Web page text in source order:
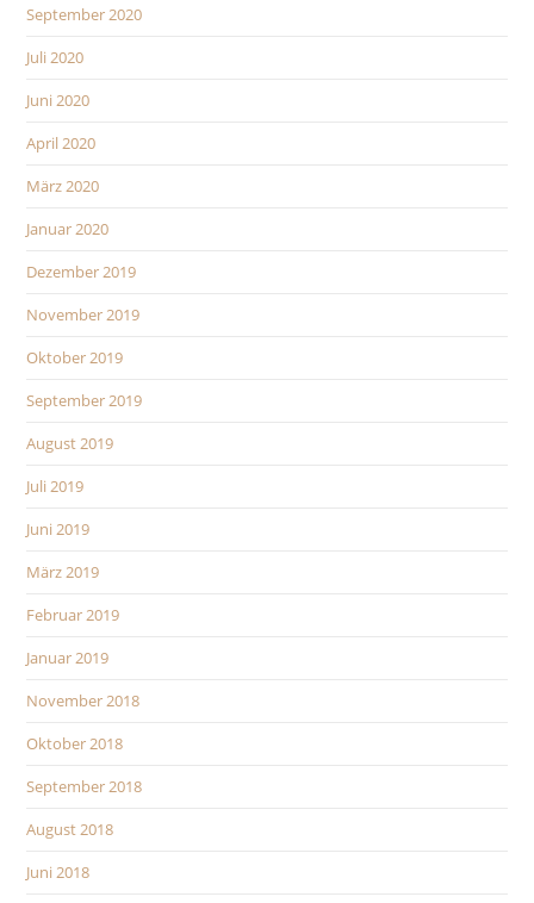
September 2020
Juli 2020
Juni 2020
April 2020
März 2020
Januar 2020
Dezember 2019
November 2019
Oktober 2019
September 2019
August 2019
Juli 2019
Juni 2019
März 2019
Februar 2019
Januar 2019
November 2018
Oktober 2018
September 2018
August 2018
Juni 2018